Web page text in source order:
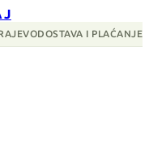
DOSTAVA I PLAĆANJE